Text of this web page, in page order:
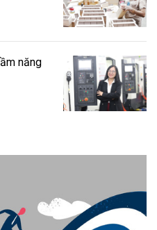
năng